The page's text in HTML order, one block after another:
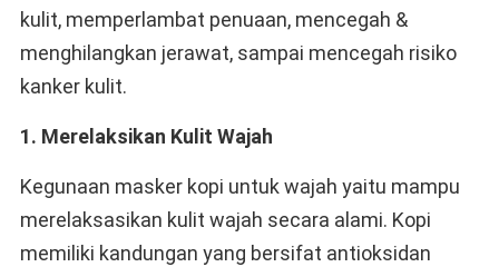
kulit, memperlambat penuaan, mencegah &
menghilangkan jerawat, sampai mencegah risiko
kanker kulit.
1. Merelaksikan Kulit Wajah
Kegunaan masker kopi untuk wajah yaitu mampu
merelaksasikan kulit wajah secara alami. Kopi
memiliki kandungan yang bersifat antioksidan